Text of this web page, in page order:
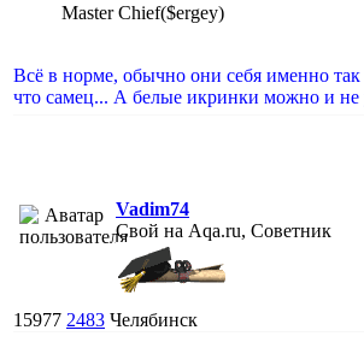
Master Chief($ergey)
Всё в норме, обычно они себя именно так
что самец... А белые икринки можно и не
Vadim74
Свой на Aqa.ru, Советник
15977 2483 Челябинск